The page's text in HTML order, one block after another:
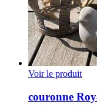
Voir le produit
couronne